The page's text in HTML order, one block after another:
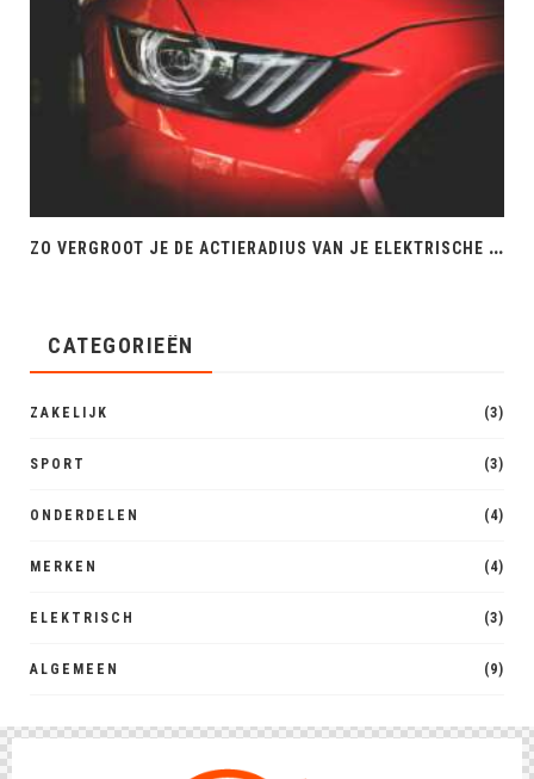
Z
O VERGROOT JE DE ACTIERADIUS VAN JE ELEKTRISCHE AUTO
CATEGORIEËN
ZAKELIJK (3)
SPORT (3)
ONDERDELEN (4)
MERKEN (4)
ELEKTRISCH (3)
ALGEMEEN (9)